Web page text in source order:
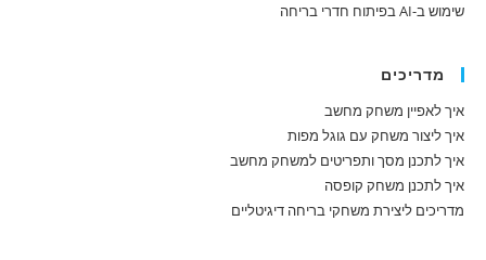
שימוש ב-AI בפיתוח חדרי בריחה
מדריכים
איך לאפיין משחק מחשב
איך ליצור משחק עם גוגל מפות
איך לתכנן מסך ותפריטים למשחק מחשב
איך לתכנן משחק קופסה
מדריכים ליצירת משחקי בריחה דיגיטליים